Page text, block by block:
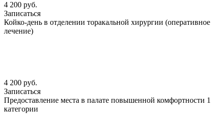
4 200 руб.
Записаться
Койко-день в отделении торакальной хирургии (оперативное
лечение)
4 200 руб.
Записаться
Предоставление места в палате повышенной комфортности 1
категории